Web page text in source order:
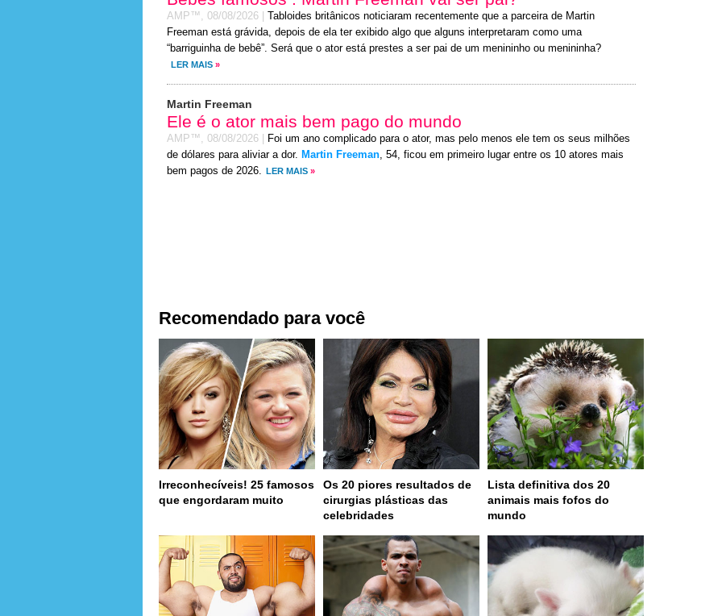
AMP™, 08/08/2026
Tabloides britânicos noticiaram recentemente que a parceira de Martin
Freeman está grávida, depois de ela ter exibido algo que alguns interpretaram como uma
“barriguinha de bebê”. Será que o ator está prestes a ser pai de um menininho ou menininha?
LER MAIS »
Martin Freeman
Ele é o ator mais bem pago do mundo
AMP™, 08/08/2026
Foi um ano complicado para o ator, mas pelo menos ele tem os seus milhões
de dólares para aliviar a dor. Martin Freeman, 54, ficou em primeiro lugar entre os 10 atores mais
bem pagos de 2026. LER MAIS »
Recomendado para você
Irreconhecíveis! 25 famosos
que engordaram muito
Os 20 piores resultados de
cirurgias plásticas das
celebridades
Lista definitiva dos 20
animais mais fofos do
mundo